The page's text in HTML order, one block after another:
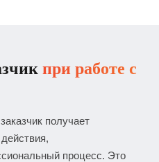
при работе с
получает
процесс. Это